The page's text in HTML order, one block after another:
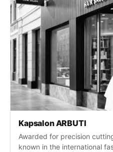
a
r
:
Kapsalon ARBUTI
Awarded for precision
known in the international